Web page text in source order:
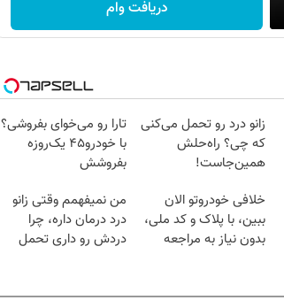
دریافت وام
زانو درد رو تحمل می‌کنی
که چی؟ راه‌حلش
همین‌جاست!
تارا رو می‌خوای بفروشی؟
با خودرو۴۵ یک‌روزه
بفروشش
خلافی خودروتو الان
ببین، با پلاک و کد ملی،
بدون نیاز به مراجعه
من نمیفهمم وقتی زانو
درد درمان داره، چرا
دردش رو داری تحمل
روزنامه‌های ورزشی پنج‌شنبه ۱۵ مرداد ۱۴۰۵